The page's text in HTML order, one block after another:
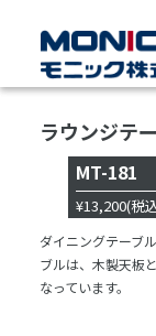
ラウンジテ
MT-181
¥13,200(税
ダイニングテーブ
ブルは、木製天板
なっています。